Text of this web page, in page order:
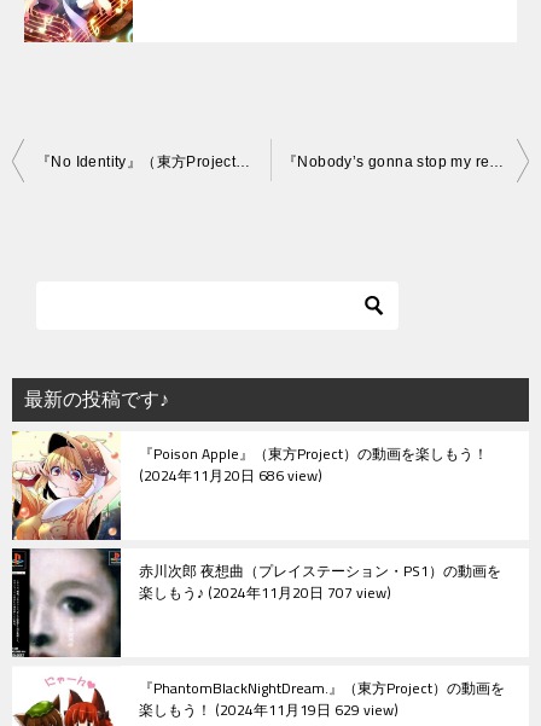
投
シ
ョ
ン
『No Identity』（東方Project）の動画を楽しもう！ 『Nobody’s gonna stop my regret』（東方Project）の動画を楽しもう！
最新の投稿です♪
『Poison Apple』（東方Project）の動画を楽しもう！
2024年11月20日 686 view
赤川次郎 夜想曲（プレイステーション・PS1）の動画を
楽しもう♪ 2024年11月20日 707 view
『PhantomBlackNightDream.』（東方Project）の動画を
楽しもう！ 2024年11月19日 629 view